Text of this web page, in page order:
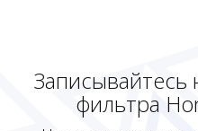
Записывайтесь
фильтра